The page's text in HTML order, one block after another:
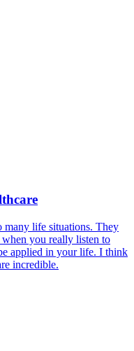
many life situations. They
you really listen to
applied in your life. I think
incredible.